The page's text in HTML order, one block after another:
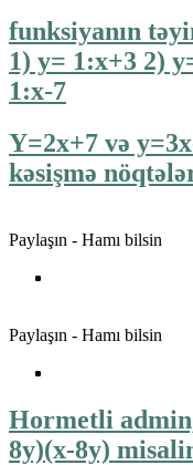
funksiyanın
1) y= 1:x+3 2)
1:x-7
Y=2x+7 və
kəsişmə
Paylaşın - Hamı bilsin
Paylaşın - Hamı bilsin
Hormetli
8y)(x-8y)